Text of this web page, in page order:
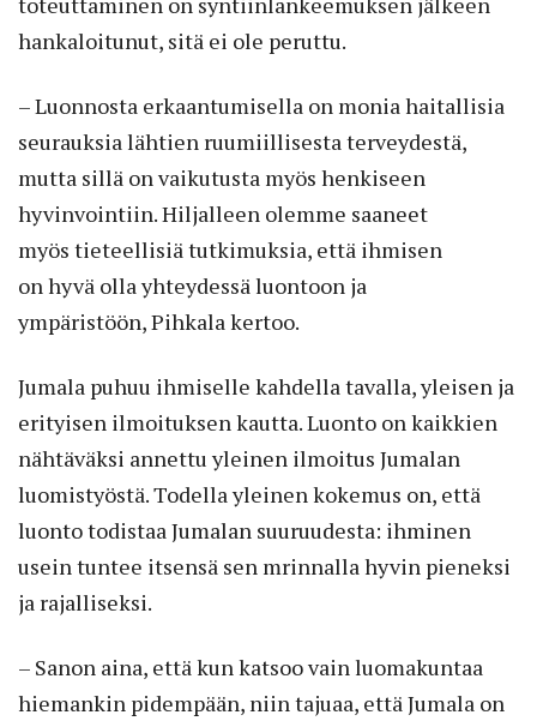
hankaloitunut, sitä ei ole peruttu.
– Luonnosta erkaantumisella on monia haitallisia
seurauksia lähtien ruumiillisesta terveydestä,
mutta sillä on vaikutusta myös henkiseen
hyvinvointiin. Hiljalleen olemme saaneet
myös tieteellisiä tutkimuksia, että ihmisen
on hyvä olla yhteydessä luontoon ja
ympäristöön, Pihkala kertoo.
Jumala puhuu ihmiselle kahdella tavalla, yleisen ja
erityisen ilmoituksen kautta. Luonto on kaikkien
nähtäväksi annettu yleinen ilmoitus Jumalan
luomistyöstä. Todella yleinen kokemus on, että
luonto todistaa Jumalan suuruudesta: ihminen
usein tuntee itsensä sen mrinnalla hyvin pieneksi
ja rajalliseksi.
– Sanon aina, että kun katsoo vain luomakuntaa
hiemankin pidempään, niin tajuaa, että Jumala on